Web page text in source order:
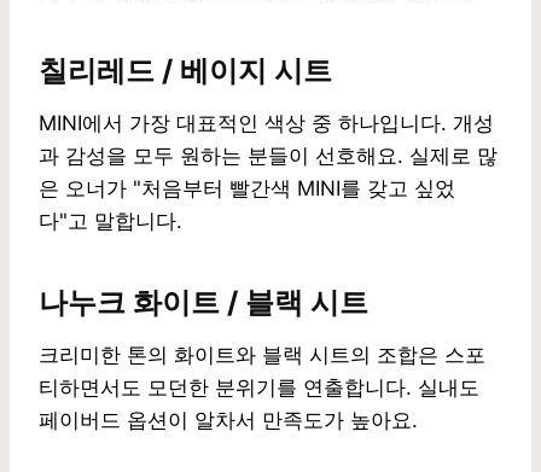
칠리레드 / 베이지 시트
MINI에서 가장 대표적인 색상 중 하나입니다. 개성
과 감성을 모두 원하는 분들이 선호해요. 실제로 많
은 오너가 "처음부터 빨간색 MINI를 갖고 싶었
다"고 말합니다.
나누크 화이트 / 블랙 시트
크리미한 톤의 화이트와 블랙 시트의 조합은 스포
티하면서도 모던한 분위기를 연출합니다. 실내도
페이버드 옵션이 알차서 만족도가 높아요.